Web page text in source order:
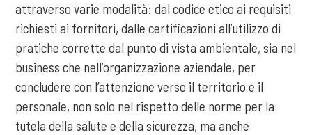
attraverso varie modalità: dal codice etico ai requisiti
richiesti ai fornitori, dalle certificazioni all’utilizzo di
pratiche corrette dal punto di vista ambientale, sia nel
business che nell’organizzazione aziendale, per
concludere con l’attenzione verso il territorio e il
personale, non solo nel rispetto delle norme per la
tutela della salute e della sicurezza, ma anche